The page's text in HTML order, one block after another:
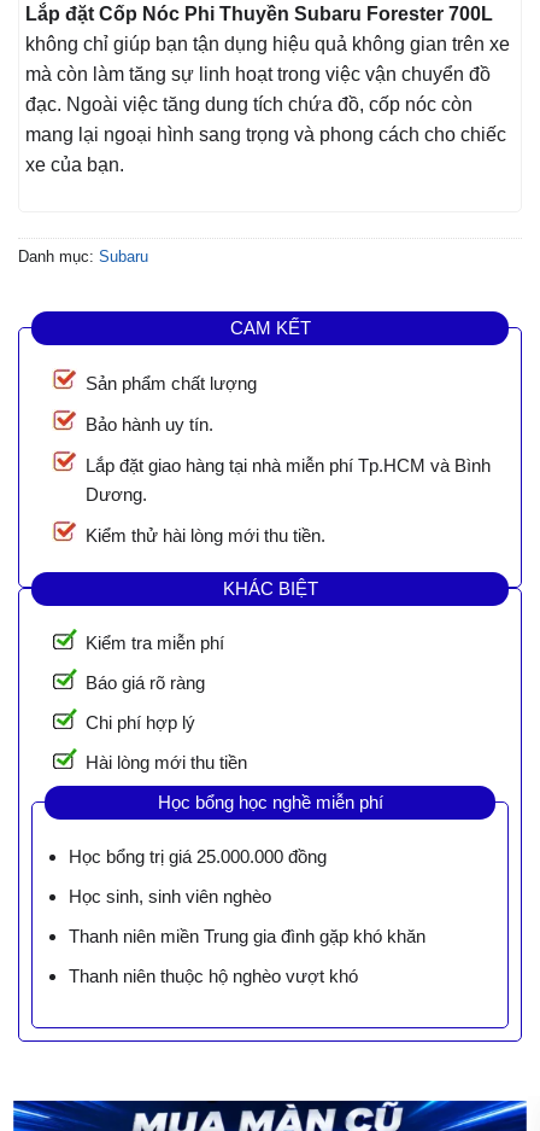
Lắp đặt Cốp Nóc Phi Thuyền Subaru Forester 700L
không chỉ giúp bạn tận dụng hiệu quả không gian trên xe
mà còn làm tăng sự linh hoạt trong việc vận chuyển đồ
đạc. Ngoài việc tăng dung tích chứa đồ, cốp nóc còn
mang lại ngoại hình sang trọng và phong cách cho chiếc
xe của bạn.
Danh mục: Subaru
CAM KẾT
Sản phẩm chất lượng
Bảo hành uy tín.
Lắp đặt giao hàng tại nhà miễn phí Tp.HCM và Bình
Dương.
Kiểm thử hài lòng mới thu tiền.
KHÁC BIỆT
Kiểm tra miễn phí
Báo giá rõ ràng
Chi phí hợp lý
Hài lòng mới thu tiền
Học bổng học nghề miễn phí
Học bổng trị giá 25.000.000 đồng
Học sinh, sinh viên nghèo
Thanh niên miền Trung gia đình gặp khó khăn
Thanh niên thuộc hộ nghèo vượt khó